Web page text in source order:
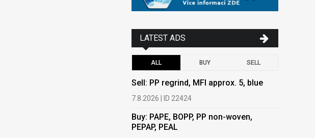
LATEST ADS
ALL BUY SELL
Sell: PP regrind, MFI approx. 5, blue
7.8.2026 | ID 22424
Buy: PAPE, BOPP, PP non-woven,
PEPAP, PEAL